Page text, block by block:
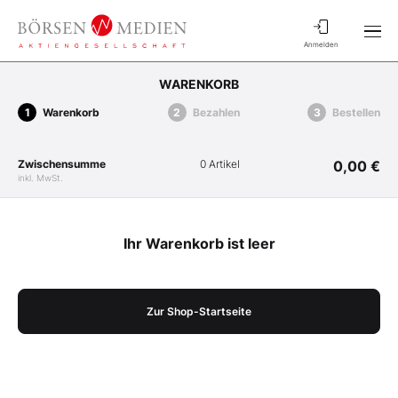
Anmelden
WARENKORB
Warenkorb Bezahlen Bestellen
Zwischensumme
inkl. MwSt.
0 Artikel 0,00 €
Ihr Warenkorb ist leer
Zur Shop-Startseite